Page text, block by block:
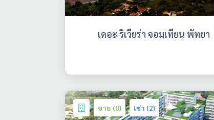
เดอะ ริเวียร่า จอมเทียน พัทยา
ขาย (0) เช่า (2)